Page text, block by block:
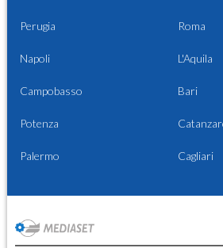
Perugia Roma
Napoli L'Aquila
Campobasso Bari
Potenza
Palermo Cagliari